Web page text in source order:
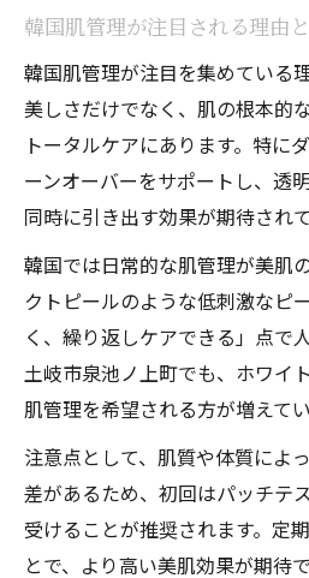
施術リスクを避けるダ
ダクトピールの禁忌
専門家カウンセリン
ハーブピーリングとの違
ダクトピールとハー
解説
肌悩みに応じたピーリ
ト
ダクトピールが優れ
ハーブピーリングと
証
刺激の違いとダクト
自分に合うダクトピール
ト
肌質別ダクトピールの
韓国肌管理が注目される理由
韓国肌管理が注目を集めている
美しさだけでなく、肌の根本的
トータルケアにあります。特に
ーンオーバーをサポートし、透
同時に引き出す効果が期待されて
韓国では日常的な肌管理が美肌
クトピールのような低刺激なピ
く、繰り返しケアできる」点で
土岐市泉池ノ上町でも、ホワイ
肌管理を希望される方が増えてい
注意点として、肌質や体質によ
差があるため、初回はパッチテ
受けることが推奨されます。定
とで、より高い美肌効果が期待